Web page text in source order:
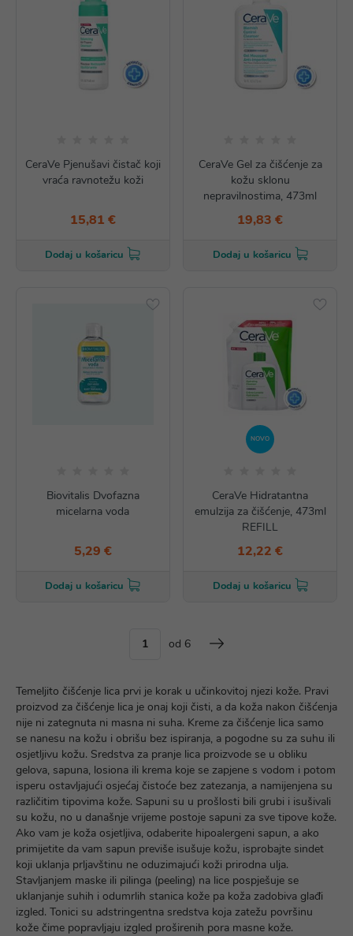
CeraVe Pjenušavi čistač koji
vraća ravnotežu koži
15,81 €
Dodaj u košaricu
CeraVe Gel za čišćenje za
kožu sklonu
nepravilnostima, 473ml
19,83 €
Dodaj u košaricu
Biovitalis Dvofazna
micelarna voda
5,29 €
Dodaj u košaricu
NOVO
CeraVe Hidratantna
emulzija za čišćenje, 473ml
REFILL
12,22 €
Dodaj u košaricu
od 6
Temeljito čišćenje lica prvi je korak u učinkovitoj njezi kože. Pravi
proizvod za čišćenje lica je onaj koji čisti, a da koža nakon čišćenja
nije ni zategnuta ni masna ni suha. Kreme za čišćenje lica samo
se nanesu na kožu i obrišu bez ispiranja, a pogodne su za suhu ili
osjetljivu kožu. Sredstva za pranje lica proizvode se u obliku
gelova, sapuna, losiona ili krema koje se zapjene s vodom i potom
isperu ostavljajući osjećaj čistoće bez zatezanja, a namijenjena su
različitim tipovima kože. Sapuni su u prošlosti bili grubi i isušivali
su kožu, no u današnje vrijeme postoje sapuni za sve tipove kože.
Ako vam je koža osjetljiva, odaberite hipoalergeni sapun, a ako
primijetite da vam sapun previše isušuje kožu, isprobajte sindet
koji uklanja prljavštinu ne oduzimajući koži prirodna ulja.
Stavljanjem maske ili pilinga (peeling) na lice pospješuje se
uklanjanje suhih i odumrlih stanica kože pa koža zadobiva glađi
izgled. Tonici su adstringentna sredstva koja zatežu površinu
kože čime popravljaju izgled proširenih pora masne kože.